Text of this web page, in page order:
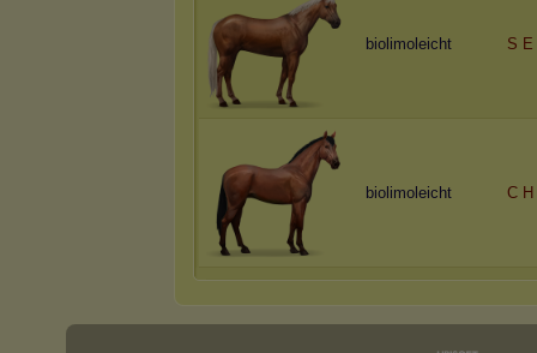
biolimoleicht S E
biolimoleicht C